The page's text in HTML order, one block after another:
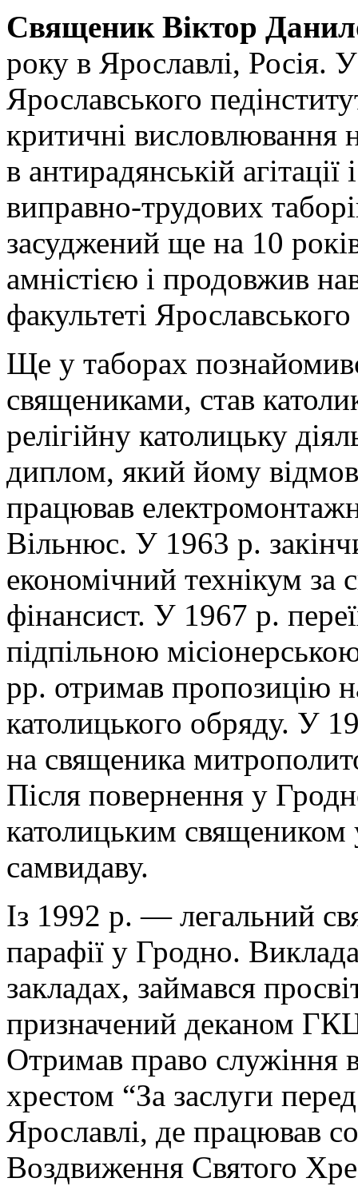
Священик Віктор
року в Ярославлі, Росія.
Ярославського
критичні висловлювання
в антирадянській
виправно-трудових
засуджений ще на 10
амністією і продовжив
факультеті
Ще у таборах
священиками, став
релігійну католицьку
диплом, який йому
працював
Вільнюс. У 1963 р.
економічний технікум за
фінансист. У 1967 р.
підпільною
рр. отримав пропозицію
католицького обряду. У
на священика
Після повернення у
католицьким священиком
самвидаву.
Із 1992 р. — легальний
парафії у Гродно.
закладах, займався
призначений деканом ГКЦ
Отримав право служіння
хрестом “За заслуги
Ярославлі, де працював
Воздвиження Святого